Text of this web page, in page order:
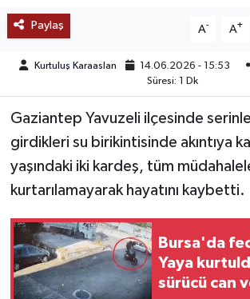
Paylaş A- A+
Kurtuluş Karaaslan 14.06.2026 - 15:53
Süresi: 1 Dk
Gaziantep Yavuzeli ilçesinde
girdikleri su birikintisinde akıntıya
yaşındaki iki kardeş, tüm
kurtarılamayarak hayatını kaybetti.
Bursa'da
Yaya
sürücü can
TREND
OTOMOTİV
TEKNOLOJİ
KÜLTÜR SANAT